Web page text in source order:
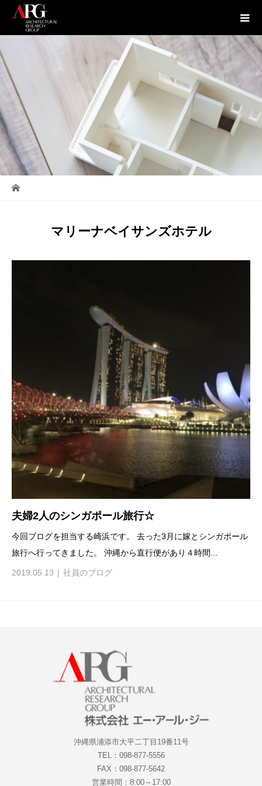
マリーナベイサンズホテル
夫婦2人のシンガポール旅行☆
今回ブログを担当する崎浜です。 去った3月に嫁とシンガポール
旅行へ行ってきました。 沖縄から直行便があり４時間...
2019.05.13 社員のブログ
沖縄県浦添市大平二丁目19番11号
TEL：098-877-5556
FAX：098-877-5642
営業時間：8:00～17:00